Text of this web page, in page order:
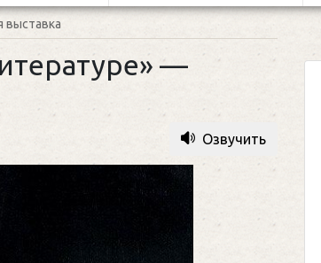
выставка
—
Озвучить